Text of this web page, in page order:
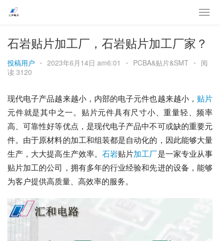
石岩贴片加工厂，石岩贴片加工厂家？
投稿用户 • 2023年6月14日 am6:01 • PCBA&贴片&SMT • 阅
读 3120
现代电子产品越来越小，内部的电子元件也越来越小， 贴片
元件就是其中之一。贴片元件具有尺寸小、重量轻、频率
高、可靠性好等优点，是现代电子产品中不可或缺的重要元
件。由于原材料的加工和组装都是自动化的，因此能够大量
生产，大大提高生产效率。 石岩贴片加工厂是一家专业从事
贴片加工的公司，拥有多年的行业经验和先进的设备，能够
为客户提供高质量、高效率的服务。